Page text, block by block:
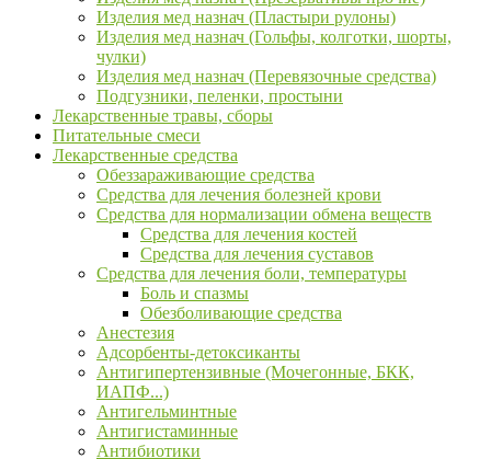
Изделия мед назнач (Пластыри рулоны)
Изделия мед назнач (Гольфы, колготки, шорты,
чулки)
Изделия мед назнач (Перевязочные средства)
Подгузники, пеленки, простыни
Лекарственные травы, сборы
Питательные смеси
Лекарственные средства
Обеззараживающие средства
Средства для лечения болезней крови
Средства для нормализации обмена веществ
Средства для лечения костей
Средства для лечения суставов
Средства для лечения боли, температуры
Боль и спазмы
Обезболивающие средства
Анестезия
Адсорбенты-детоксиканты
Антигипертензивные (Мочегонные, БКК,
ИАПФ...)
Антигельминтные
Антигистаминные
Антибиотики